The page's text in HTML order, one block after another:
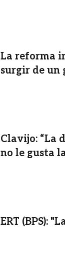
La reforma
surgir de un
Clavijo: “La
no le gusta
ERT (BPS):